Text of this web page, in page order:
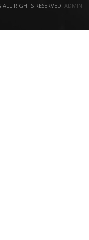
RIGHTS RESERVED. ADMIN